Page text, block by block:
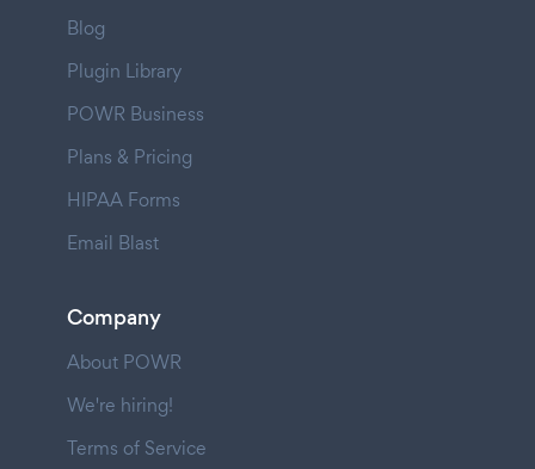
Blog
Plugin Library
POWR Business
Plans & Pricing
HIPAA Forms
Email Blast
Company
About POWR
We're hiring!
Terms of Service